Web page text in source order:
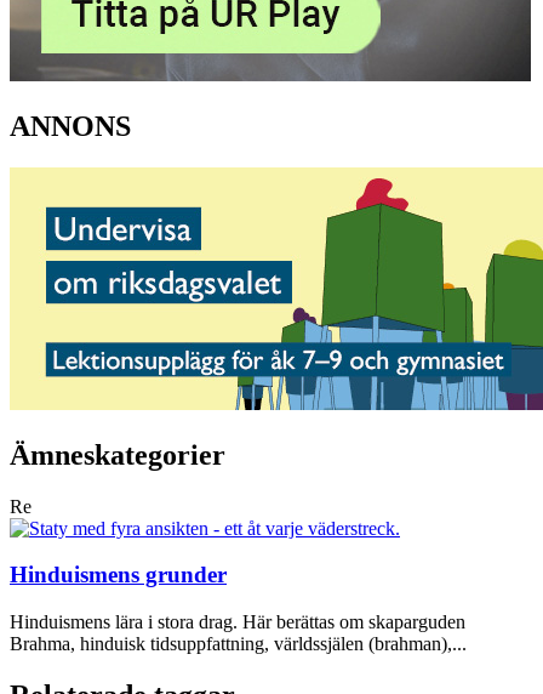
ANNONS
Ämneskategorier
Re
Hinduismens grunder
Hinduismens lära i stora drag. Här berättas om skaparguden
Brahma, hinduisk tidsuppfattning, världssjälen (brahman),...